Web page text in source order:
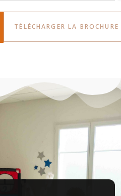
TÉLÉCHARGER LA BROCHURE